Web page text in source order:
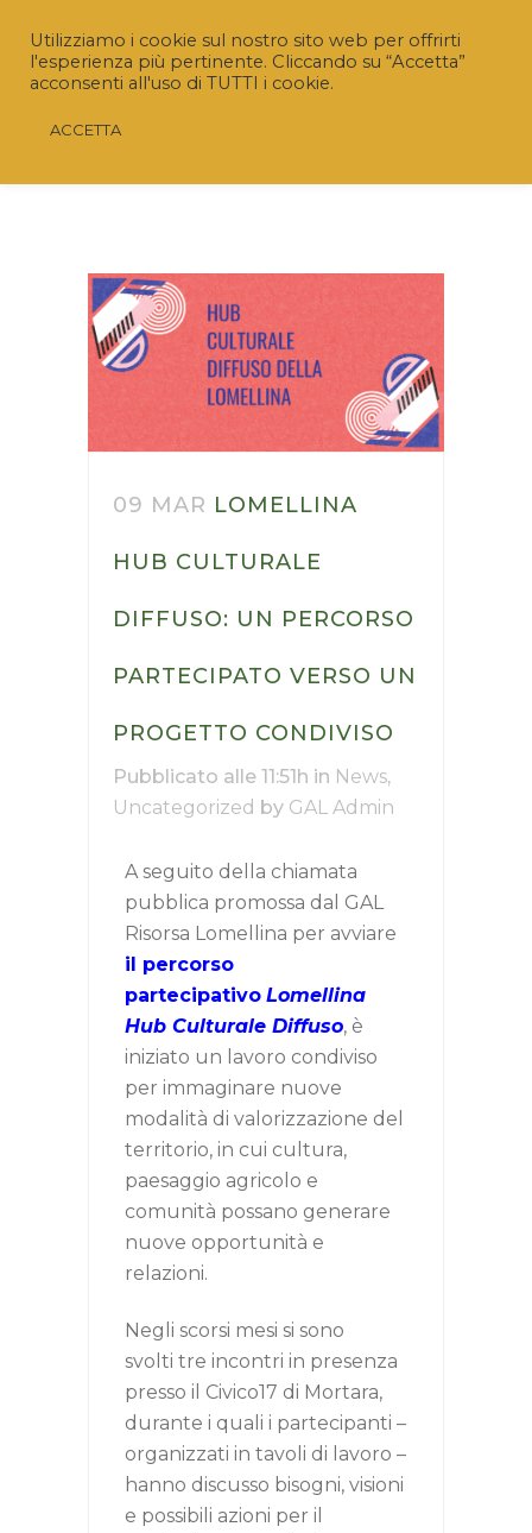
09 MAR LOMELLINA
HUB CULTURALE
DIFFUSO: UN PERCORSO
PARTECIPATO VERSO UN
PROGETTO CONDIVISO
Pubblicato alle 11:51h in News,
Uncategorized by GAL Admin
A seguito della chiamata
pubblica promossa dal GAL
Risorsa Lomellina per avviare
il percorso
partecipativo Lomellina
Hub Culturale Diffuso, è
iniziato un lavoro condiviso
per immaginare nuove
modalità di valorizzazione del
territorio, in cui cultura,
paesaggio agricolo e
comunità possano generare
nuove opportunità e
relazioni.
Negli scorsi mesi si sono
svolti tre incontri in presenza
presso il Civico17 di Mortara,
durante i quali i partecipanti –
organizzati in tavoli di lavoro –
hanno discusso bisogni, visioni
e possibili azioni per il
Utilizziamo i cookie sul nostro sito web per offrirti
l'esperienza più pertinente. Cliccando su “Accetta”
acconsenti all'uso di TUTTI i cookie.
ACCETTA
Riaperto il Bando “SRD04 – Investimenti non